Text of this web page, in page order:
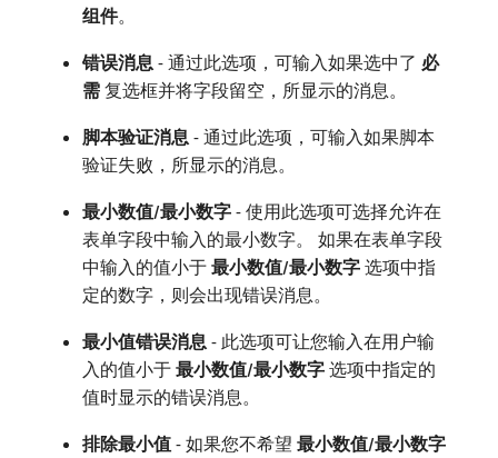
组件。
错误消息 - 通过此选项，可输入如果选中了​ 必
需 ​复选框并将字段留空，所显示的消息。
脚本验证消息 - 通过此选项，可输入如果脚本
验证失败，所显示的消息。
最小数值/最小数字 - 使用此选项可选择允许在
表单字段中输入的最小数字。 如果在表单字段
中输入的值小于​ 最小数值/最小数字 ​选项中指
定的数字，则会出现错误消息。
最小值错误消息 - 此选项可让您输入在用户输
入的值小于​ 最小数值/最小数字 ​选项中指定的
值时显示的错误消息。
排除最小值 - 如果您不希望​ 最小数值/最小数字